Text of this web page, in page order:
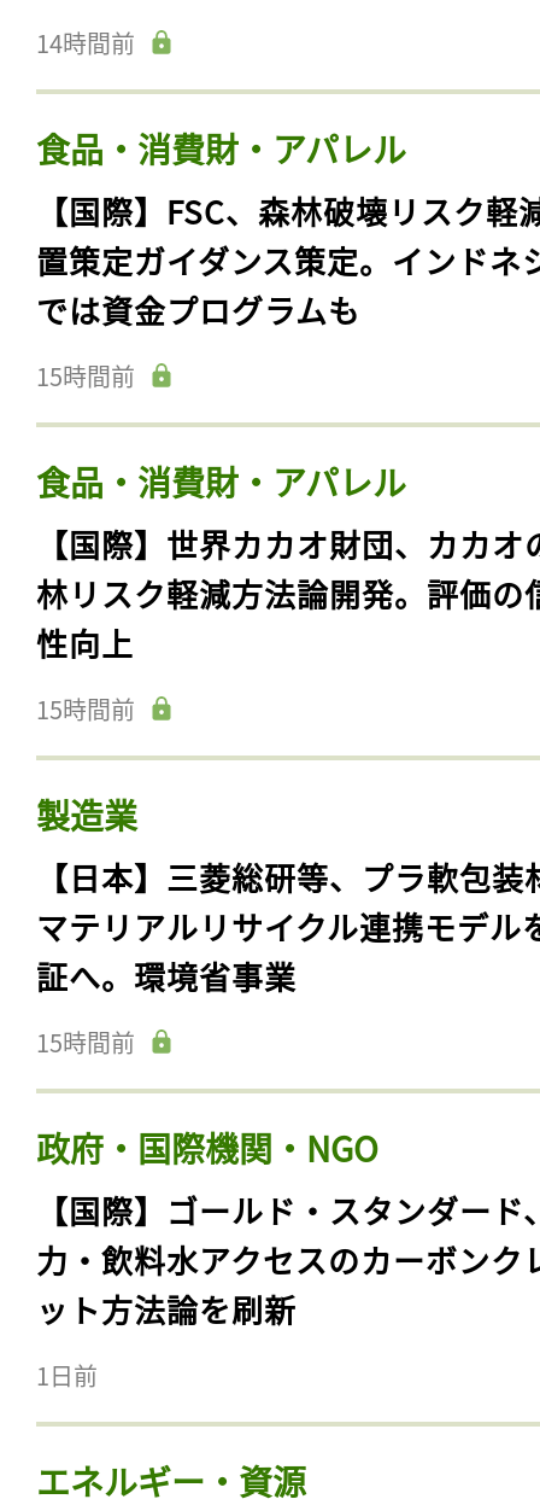
14時間前
食品・消費財・アパレル
【国際】FSC、森林破壊リスク軽
置策定ガイダンス策定。インドネ
では資金プログラムも
15時間前
食品・消費財・アパレル
【国際】世界カカオ財団、カカオ
林リスク軽減方法論開発。評価の
性向上
15時間前
製造業
【日本】三菱総研等、プラ軟包装
マテリアルリサイクル連携モデル
証へ。環境省事業
15時間前
政府・国際機関・NGO
【国際】ゴールド・スタンダード
力・飲料水アクセスのカーボンク
ット方法論を刷新
1日前
エネルギー・資源